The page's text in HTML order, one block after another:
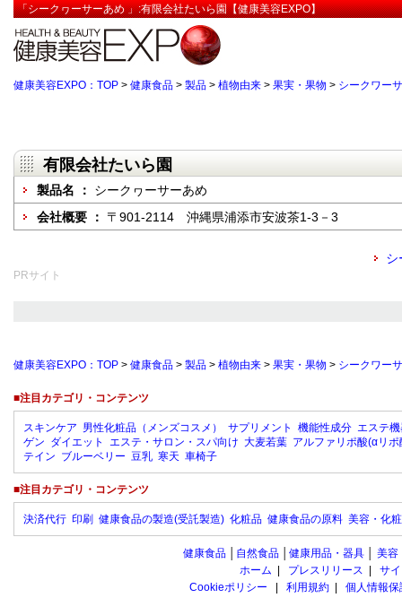
「シークヮーサーあめ 」:有限会社たいら園【健康美容EXPO】
健康美容EXPO：TOP > 健康食品 > 製品 > 植物由来 > 果実・果物 > シークワー
有限会社たいら園
製品名 ： シークヮーサーあめ
会社概要 ： 〒901-2114 沖縄県浦添市安波茶1-3－3
シ
PRサイト
健康美容EXPO：TOP > 健康食品 > 製品 > 植物由来 > 果実・果物 > シークワー
■注目カテゴリ・コンテンツ
スキンケア 男性化粧品（メンズコスメ） サプリメント 機能性成分 エステ
ゲン ダイエット エステ・サロン・スパ向け 大麦若葉 アルファリポ酸(αリポ
テイン ブルーベリー 豆乳 寒天 車椅子
■注目カテゴリ・コンテンツ
決済代行 印刷 健康食品の製造(受託製造) 化粧品 健康食品の原料 美容・化
健康食品 自然食品 健康用品・器具 美容
ホーム
プレスリリース
サ
Cookieポリシー
利用規約 個人情報